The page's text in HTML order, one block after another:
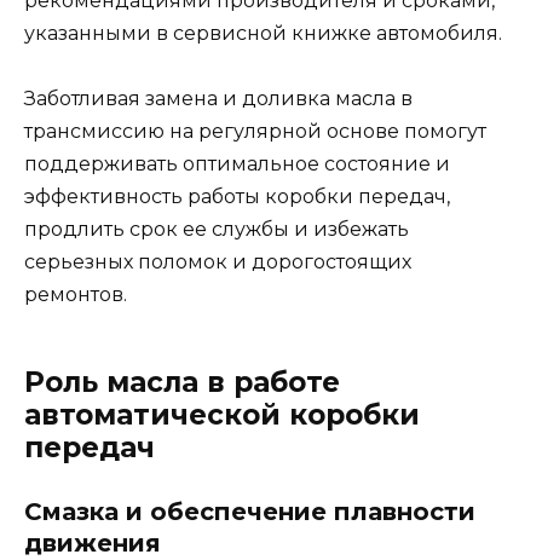
указанными в сервисной книжке автомобиля.
Заботливая замена и доливка масла в
трансмиссию на регулярной основе помогут
поддерживать оптимальное состояние и
эффективность работы коробки передач,
продлить срок ее службы и избежать
серьезных поломок и дорогостоящих
ремонтов.
Роль масла в работе
автоматической коробки
передач
Смазка и обеспечение плавности
движения